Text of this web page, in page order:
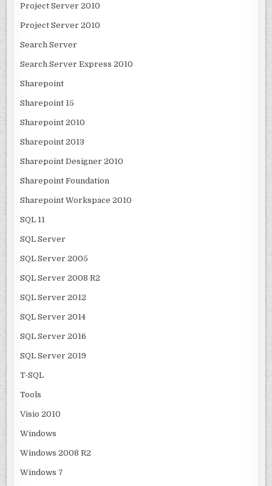
Project Server 2010
Project Server 2010
Search Server
Search Server Express 2010
Sharepoint
Sharepoint 15
Sharepoint 2010
Sharepoint 2013
Sharepoint Designer 2010
Sharepoint Foundation
Sharepoint Workspace 2010
SQL 11
SQL Server
SQL Server 2005
SQL Server 2008 R2
SQL Server 2012
SQL Server 2014
SQL Server 2016
SQL Server 2019
T-SQL
Tools
Visio 2010
Windows
Windows 2008 R2
Windows 7